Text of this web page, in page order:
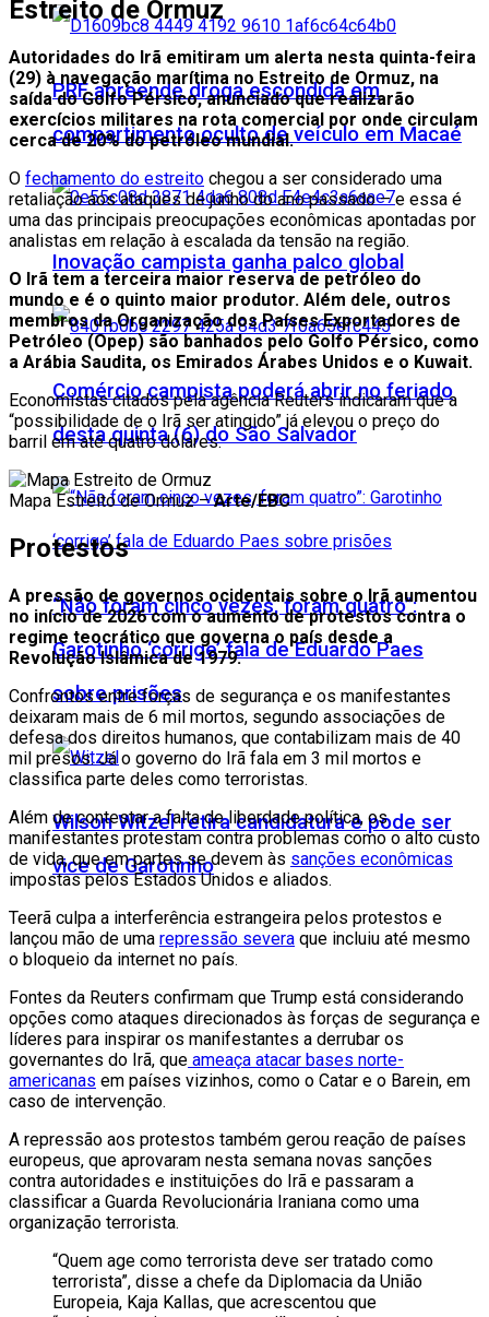
PRF apreende droga escondida em
compartimento oculto de veículo em Macaé
Inovação campista ganha palco global
Comércio campista poderá abrir no feriado
desta quinta (6) do São Salvador
“Não foram cinco vezes, foram quatro”:
Garotinho ‘corrige’ fala de Eduardo Paes
sobre prisões
Wilson Witzel retira candidatura e pode ser
vice de Garotinho
Estreito de Ormuz
Autoridades do Irã emitiram um alerta nesta quinta-feira
(29) à navegação marítima no Estreito de Ormuz, na
saída do Golfo Pérsico, anunciado que realizarão
exercícios militares na rota comercial por onde circulam
cerca de 20% do petróleo mundial.
O fechamento do estreito chegou a ser considerado uma
retaliação aos ataques de junho do ano passado – e essa é
uma das principais preocupações econômicas apontadas por
analistas em relação à escalada da tensão na região.
O Irã tem a terceira maior reserva de petróleo do
mundo e é o quinto maior produtor. Além dele, outros
membros da Organização dos Países Exportadores de
Petróleo (Opep) são banhados pelo Golfo Pérsico, como
a Arábia Saudita, os Emirados Árabes Unidos e o Kuwait.
Economistas citados pela agência Reuters indicaram que a
“possibilidade de o Irã ser atingido” já elevou o preço do
barril em até quatro dólares.
Mapa Estreito de Ormuz –Arte/EBC
Protestos
A pressão de governos ocidentais sobre o Irã aumentou
no início de 2026 com o aumento de protestos contra o
regime teocrático que governa o país desde a
Revolução Islâmica de 1979.
Confrontos entre forças de segurança e os manifestantes
deixaram mais de 6 mil mortos, segundo associações de
defesa dos direitos humanos, que contabilizam mais de 40
mil presos. Já o governo do Irã fala em 3 mil mortos e
classifica parte deles como terroristas.
Além de contestar a falta de liberdade política, os
manifestantes protestam contra problemas como o alto custo
de vida, que em partes se devem às sanções econômicas
impostas pelos Estados Unidos e aliados.
Teerã culpa a interferência estrangeira pelos protestos e
lançou mão de uma repressão severa que incluiu até mesmo
o bloqueio da internet no país.
Fontes da Reuters confirmam que Trump está considerando
opções como ataques direcionados às forças de segurança e
líderes para inspirar os manifestantes a derrubar os
governantes do Irã, que ameaça atacar bases norte-
americanas em países vizinhos, como o Catar e o Barein, em
caso de intervenção.
A repressão aos protestos também gerou reação de países
europeus, que aprovaram nesta semana novas sanções
contra autoridades e instituições do Irã e passaram a
classificar a Guarda Revolucionária Iraniana como uma
organização terrorista.
“Quem age como terrorista deve ser tratado como
terrorista”, disse a chefe da Diplomacia da União
Europeia, Kaja Kallas, que acrescentou que